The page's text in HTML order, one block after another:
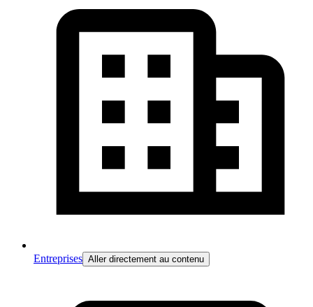
Entreprises Aller directement au contenu